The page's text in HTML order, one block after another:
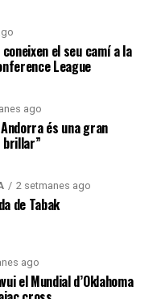
el seu camí a la
League
ago
Andorra és una gran
2 setmanes ago
de Tabak
ago
el Mundial d’Oklahoma